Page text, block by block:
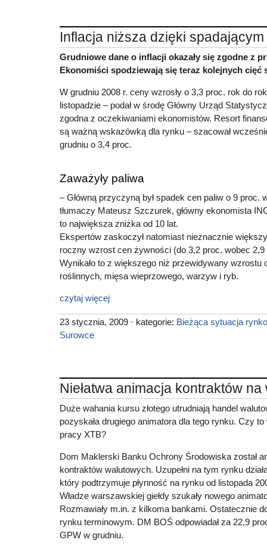
Inflacja niższa dzięki
Grudniowe dane o inflacji okazały się zgodne z
Ekonomiści spodziewają się teraz kolejnych cięć
W grudniu 2008 r. ceny wzrosły o 3,3 proc. rok do
listopadzie – podał w środę Główny Urząd
zgodna z oczekiwaniami ekonomistów. Resort
są ważną wskazówką dla rynku – szacował
grudniu o 3,4 proc.
Zaważyły paliwa
– Główną przyczyną był spadek cen paliw o 9 proc.
tłumaczy Mateusz Szczurek, główny ekonomista
to największa zniżka od 10 lat.
Ekspertów zaskoczył natomiast nieznacznie
roczny wzrost cen żywności (do 3,2 proc. wobec
Wynikało to z większego niż przewidywany wzrostu
roślinnych, mięsa wieprzowego, warzyw i ryb.
czytaj więcej
23 stycznia, 2009 · kategorie: Bieżąca sytuacja
Surowce
Niełatwa animacja kontraktów na
Duże wahania kursu złotego utrudniają handel
pozyskała drugiego animatora dla tego rynku. Czy
pracy XTB?
Dom Maklerski Banku Ochrony Środowiska został
kontraktów walutowych. Uzupełni na tym rynku
który podtrzymuje płynność na rynku od listopada
Władze warszawskiej giełdy szukały nowego
Rozmawiały m.in. z kilkoma bankami. Ostatecznie
rynku terminowym. DM BOŚ odpowiadał za 22,9
GPW w grudniu.